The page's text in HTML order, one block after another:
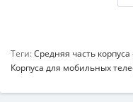
Теги:Средняя часть
Корпуса для мобильных